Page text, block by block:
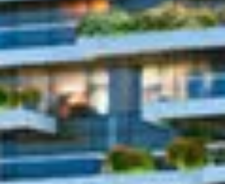
Acheter
Louer